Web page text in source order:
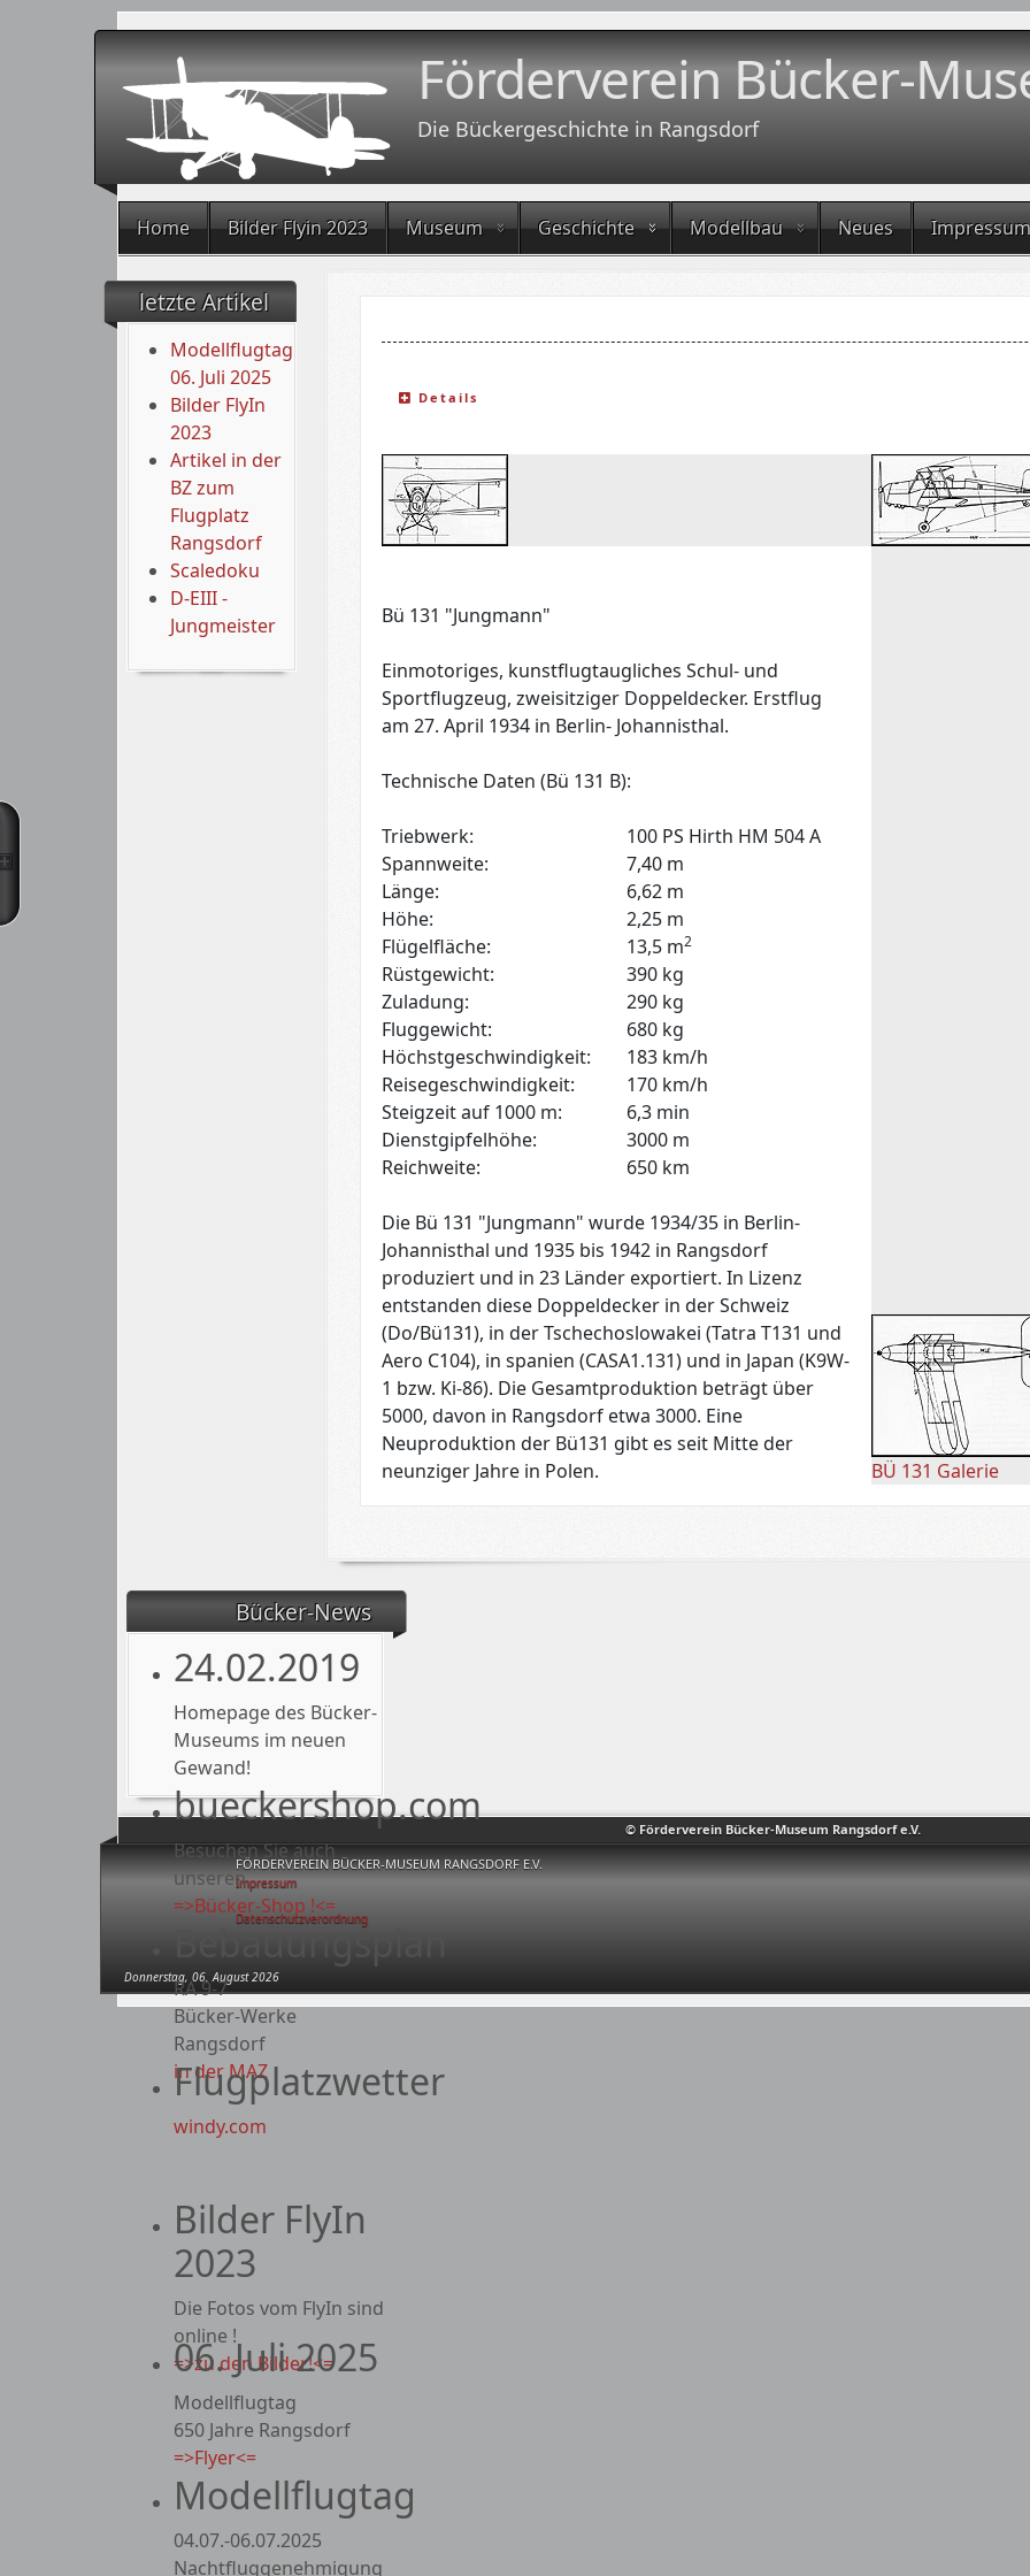
Förderverein Bücker-
Die Bückergeschichte in Rangsdorf
Home Bilder Flyin 2023 Museum Geschichte Modellbau Neues Impressum
© Förderverein Bücker-Museum Rangsdorf e.V.
FÖRDERVEREIN BÜCKER-MUSEUM RANGSDORF E.V.
Impressum
Datenschutzverordnung
Donnerstag, 06. August 2026
letzte Artikel
Modellflugtag
06. Juli 2025
Bilder FlyIn
2023
Artikel in der
BZ zum
Flugplatz
Rangsdorf
Scaledoku
D-EIII -
Jungmeister
Bücker-News
24.02.2019
Homepage des Bücker-
Museums im neuen
Gewand!
bueckershop.com
Besuchen Sie auch
unseren
=>Bücker-Shop !<=
Bebauungsplan
RA 9-7
Bücker-Werke
Rangsdorf
in der MAZ
Flugplatzwetter
windy.com
Bilder FlyIn
2023
Die Fotos vom FlyIn sind
online !
=>zu den Bilder!<=
06. Juli 2025
Modellflugtag
650 Jahre Rangsdorf
=>Flyer<=
Modellflugtag
04.07.-06.07.2025
Nachtfluggenehmigung
Details
Bü 131 "Jungmann"
Einmotoriges, kunstflugtaugliches Schul- und
Sportflugzeug, zweisitziger Doppeldecker. Erstflug
am 27. April 1934 in Berlin- Johannisthal.
Technische Daten (Bü 131 B):
Triebwerk:
100 PS Hirth HM 504 A
Spannweite:
7,40 m
Länge:
6,62 m
Höhe:
2,25 m
Flügelfläche:
13,5 m2
Rüstgewicht:
390 kg
Zuladung:
290 kg
Fluggewicht:
680 kg
Höchstgeschwindigkeit:
183 km/h
Reisegeschwindigkeit:
170 km/h
Steigzeit auf 1000 m:
6,3 min
Dienstgipfelhöhe:
3000 m
Reichweite:
650 km
Die Bü 131 "Jungmann" wurde 1934/35 in Berlin-
Johannisthal und 1935 bis 1942 in Rangsdorf
produziert und in 23 Länder exportiert. In Lizenz
entstanden diese Doppeldecker in der Schweiz
(Do/Bü131), in der Tschechoslowakei (Tatra T131 und
Aero C104), in spanien (CASA1.131) und in Japan (K9W-
1 bzw. Ki-86). Die Gesamtproduktion beträgt über
5000, davon in Rangsdorf etwa 3000. Eine
Neuproduktion der Bü131 gibt es seit Mitte der
neunziger Jahre in Polen.
BÜ 131 Galerie